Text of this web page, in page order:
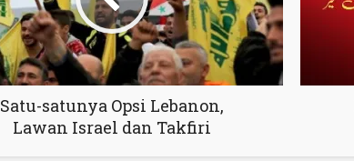
Satu-satunya Opsi Lebanon,
Lawan Israel dan Takfiri